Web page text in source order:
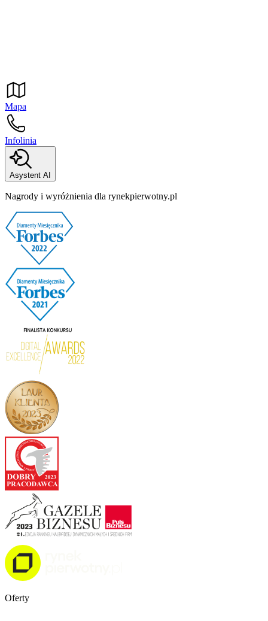
Mapa
Infolinia
Asystent AI
Nagrody i wyróżnienia dla rynekpierwotny.pl
Oferty